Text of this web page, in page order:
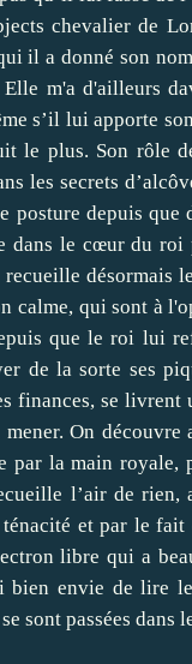
chevalier de
il a donné son
Elle m'a d'ailleurs
s’il lui apporte
le plus. Son rôle
les secrets
posture depuis
dans le cœur du roi
désormais
calme, qui sont à
que le roi lui
de la sorte ses
finances, se livrent
On
par la main royale,
l’air de rien,
ténacité et par le
libre qui a
bien envie de lire
sont passées dans